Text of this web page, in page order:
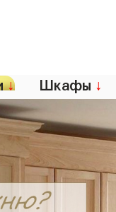
↓ Шкафы ↓